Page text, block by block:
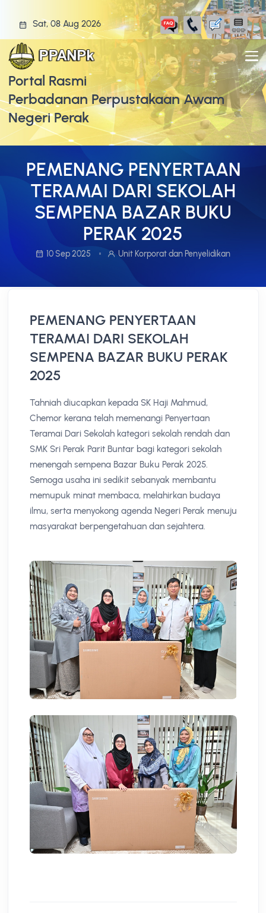
Sat, 08 Aug 2026
Portal Rasmi
Perbadanan Perpustakaan Awam
Negeri Perak
PEMENANG PENYERTAAN
TERAMAI DARI SEKOLAH
SEMPENA BAZAR BUKU
PERAK 2025
10 Sep 2025 Unit Korporat dan Penyelidikan
PEMENANG PENYERTAAN
TERAMAI DARI SEKOLAH
SEMPENA BAZAR BUKU PERAK
2025
Tahniah diucapkan kepada SK Haji Mahmud,
Chemor kerana telah memenangi Penyertaan
Teramai Dari Sekolah kategori sekolah rendah dan
SMK Sri Perak Parit Buntar bagi kategori sekolah
menengah sempena Bazar Buku Perak 2025.
Semoga usaha ini sedikit sebanyak membantu
memupuk minat membaca, melahirkan budaya
ilmu, serta menyokong agenda Negeri Perak menuju
masyarakat berpengetahuan dan sejahtera.